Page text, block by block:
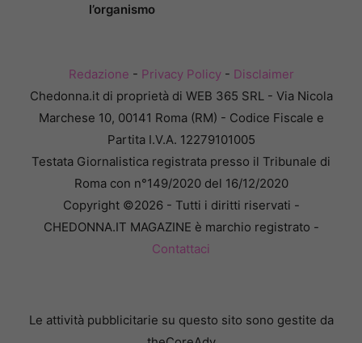
l’organismo
Redazione - Privacy Policy- Disclaimer
Chedonna.it di proprietà di WEB 365 SRL - Via Nicola
Marchese 10, 00141 Roma (RM) - Codice Fiscale e
Partita I.V.A. 12279101005
Testata Giornalistica registrata presso il Tribunale di
Roma con n°149/2020 del 16/12/2020
Copyright ©2026 - Tutti i diritti riservati -
CHEDONNA.IT MAGAZINE è marchio registrato -
Contattaci
Le attività pubblicitarie su questo sito sono gestite da